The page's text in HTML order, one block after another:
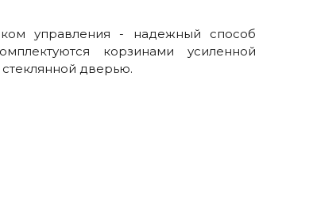
управления - надежный способ
корзинами усиленной
дверью.